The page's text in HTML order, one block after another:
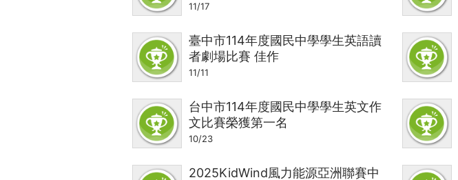
裡
11/17
臺中市114年度國民中學學生英語讀
者劇場比賽 佳作
11/11
台中市114年度國民中學學生英文作
文比賽榮獲第一名
10/23
2025KidWind風力能源亞洲聯賽中